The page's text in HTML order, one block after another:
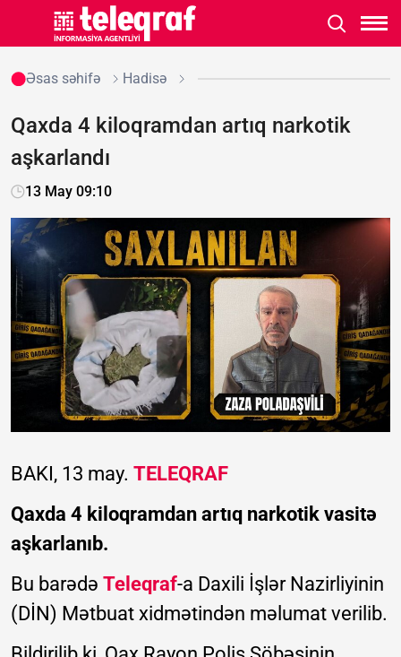
Əsas səhifə Hadisə
Qaxda 4 kiloqramdan artıq narkotik
aşkarlandı
13 May 09:10
BAKI, 13 may. TELEQRAF
Qaxda 4 kiloqramdan artıq narkotik vasitə
aşkarlanıb.
Bu barədə Teleqraf-a Daxili İşlər Nazirliyinin
(DİN) Mətbuat xidmətindən məlumat verilib.